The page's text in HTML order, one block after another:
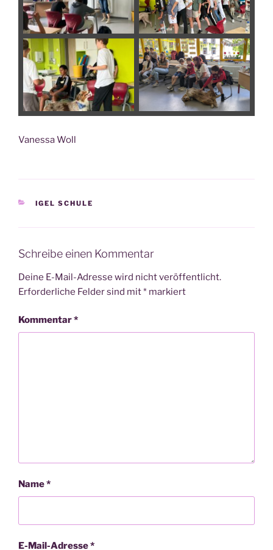
Vanes­sa Woll
KATEGORIEN
IGEL SCHULE
Schreibe einen Kommentar
Deine E-Mail-Adresse wird nicht veröffentlicht.
Erforderliche Felder sind mit* markiert
Kommentar*
Name*
E-Mail-Adresse*